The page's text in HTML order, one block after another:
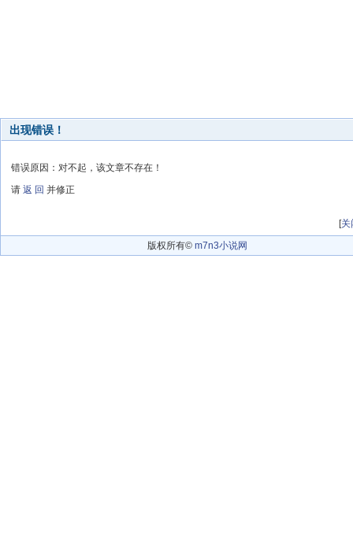
出现错误！
错误原因：对不起，该文章不存在！
请 返 回 并修正
[关
版权所有© m7n3小说网